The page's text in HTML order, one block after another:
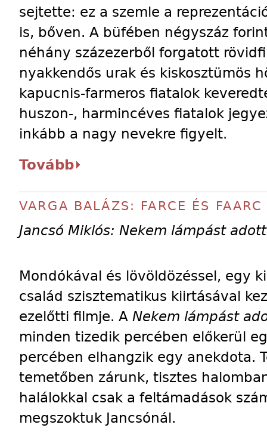
sejtette: ez a szemle a
is, bőven. A büfében négyszáz
néhány százezerből forgatott
nyakkendős urak és kiskosztümös
kapucnis-farmeros fiatalok
huszon-, harmincéves fiatalok
inkább a nagy nevekre figyelt.
Tovább
VARGA BALÁZS: FARCE ÉS FAARC
Jancsó Miklós: Nekem lámpást
Mondókával és lövöldözéssel, egy
család szisztematikus kiirtásával
ezelőtti filmje. A Nekem lámpást
minden tizedik percében előkerül
percében elhangzik egy anekdota.
temetőben zárunk, tisztes
halálokkal csak a feltámadások
megszoktuk Jancsónál.